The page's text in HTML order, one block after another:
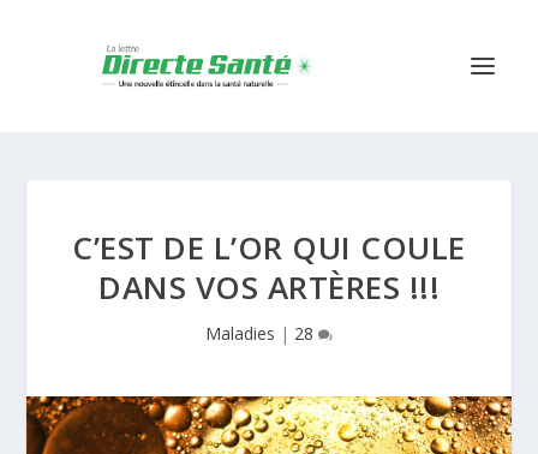
C’EST DE L’OR QUI COULE
DANS VOS ARTÈRES !!!
Maladies | 28